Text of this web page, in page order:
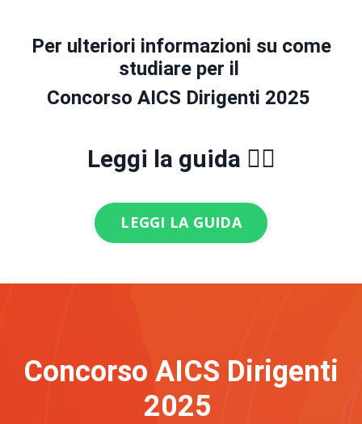
Per ulteriori informazioni su come
studiare per il
Concorso AICS Dirigenti 2025
Leggi la guida 👇🏻
LEGGI LA GUIDA
Concorso AICS Dirigenti
2025